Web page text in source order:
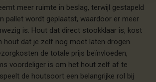
meer ruimte in beslag, terwijl gestapeld
pallet wordt geplaatst, waardoor er meer
is. Hout dat direct stookklaar is, kost
hout dat je zelf nog moet laten drogen.
de totale prijs beïnvloeden,
voordeliger is om het hout zelf af te
de houtsoort een belangrijke rol bij